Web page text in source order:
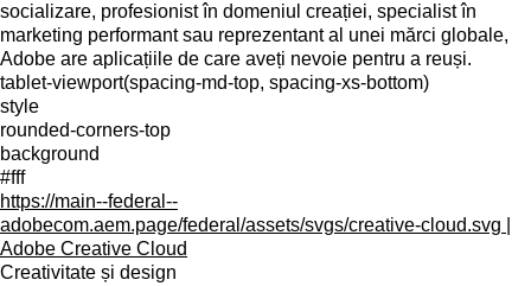
socializare, profesionist în domeniul creației, specialist în
marketing performant sau reprezentant al unei mărci globale,
Adobe are aplicațiile de care aveți nevoie pentru a reuși.
tablet-viewport(spacing-md-top, spacing-xs-bottom)
style
rounded-corners-top
background
#fff
https://main--federal--
adobecom.aem.page/federal/assets/svgs/creative-cloud.svg |
Adobe Creative Cloud
Creativitate și design